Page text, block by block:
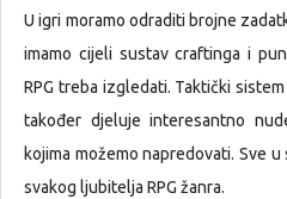
U igri moramo odraditi brojne
imamo cijeli sustav craftinga i
RPG treba izgledati. Taktički
također djeluje interesantno
kojima možemo napredovati. Sve
svakog ljubitelja RPG žanra.